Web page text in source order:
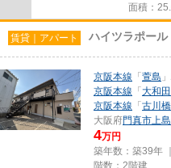
面積：
賃貸｜アパート ハイツラポール
京阪本線 「 萱島
京阪本線 「 大和田
京阪本線 「 古川橋
大阪府門真市上
4万円
築年数：築39年
階数：2階建